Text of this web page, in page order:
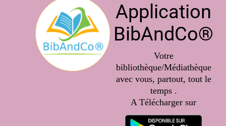
Application
BibAndCo®
Votre
bibliothèque/Médiathèque
avec vous, partout, tout le
temps .
A Télécharger sur